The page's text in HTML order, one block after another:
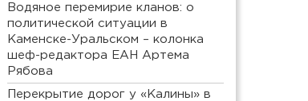
Водяное перемирие кланов: о
политической ситуации в
Каменске-Уральском – колонка
шеф-редактора ЕАН Артема
Рябова
Перекрытие дорог у «Калины» в